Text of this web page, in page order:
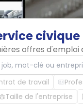
civique
offres d'emploi
mot-clé ou entreprise
de travail
Taille de l'entreprise